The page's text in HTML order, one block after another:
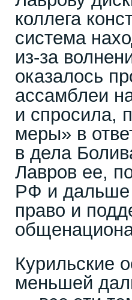
коллега
система
из-за
оказалось
ассамблеи
и спросила,
меры» в
в дела
Лавров ее,
РФ и дальше
право и
Курильские
меньшей